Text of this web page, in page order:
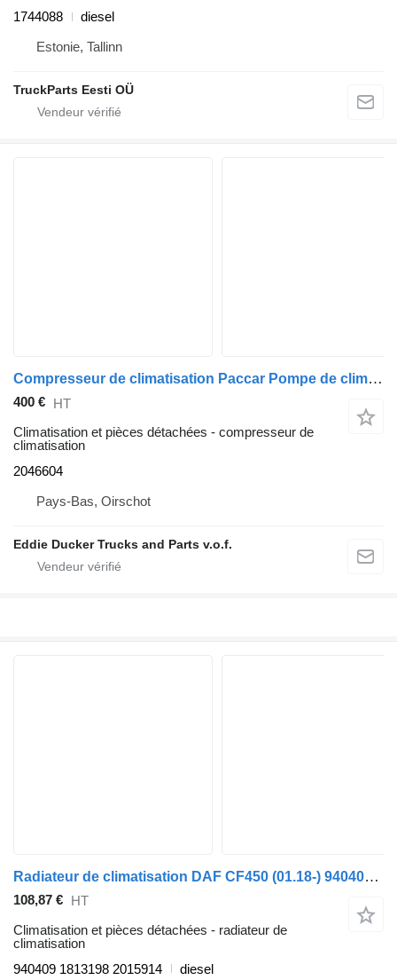
1744088
diesel
Estonie, Tallinn
TruckParts Eesti OÜ
Compresseur de climatisation Paccar Pompe de climatisation 2046604 comme neuve pour tracteur routier DAF CF/XF
400 € HT
Climatisation et pièces détachées - compresseur de
climatisation
2046604
Pays-Bas, Oirschot
Eddie Ducker Trucks and Parts v.o.f.
Radiateur de climatisation DAF CF450 (01.18-) 940409 pour tracteur routier DAF CF450, CF460 (2017-)
108,87 €
HT
Climatisation et pièces détachées - radiateur de
climatisation
940409 1813198 2015914
diesel